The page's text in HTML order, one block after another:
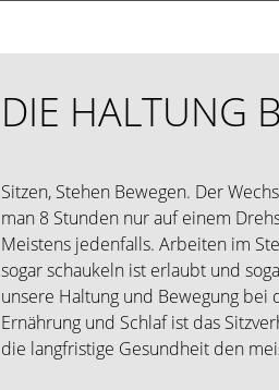
DIE HALTUNG
Sitzen, Stehen Bewegen. Der
man 8 Stunden nur auf einem
Meistens jedenfalls. Arbeiten im
sogar schaukeln ist erlaubt und
unsere Haltung und Bewegung
Ernährung und Schlaf ist das
die langfristige Gesundheit den